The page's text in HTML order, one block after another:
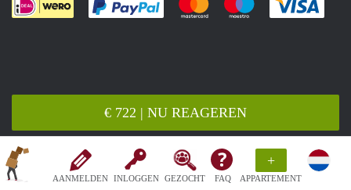
AANMELDEN INLOGGEN GEZOCHT FAQ
+
APPARTEMENT
€ 722 | NU REAGEREN
Je rekent gemakkelijk af met Paypal
Je rekent gemakkelijk af met
Je rekent